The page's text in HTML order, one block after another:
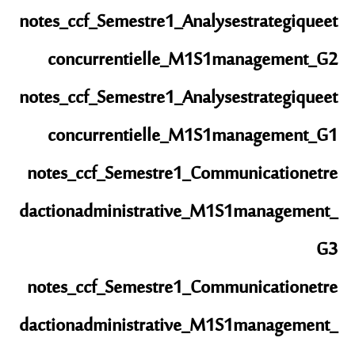
notes_ccf_Semestre1_Analysestrategiqueet
concurrentielle_M1S1management_G2
notes_ccf_Semestre1_Analysestrategiqueet
concurrentielle_M1S1management_G1
notes_ccf_Semestre1_Communicationetre
dactionadministrative_M1S1management_
G3
notes_ccf_Semestre1_Communicationetre
dactionadministrative_M1S1management_